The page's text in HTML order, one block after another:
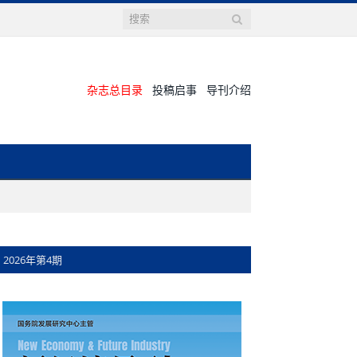
杂志总目录 投稿启事 导刊介绍
2026年第4期